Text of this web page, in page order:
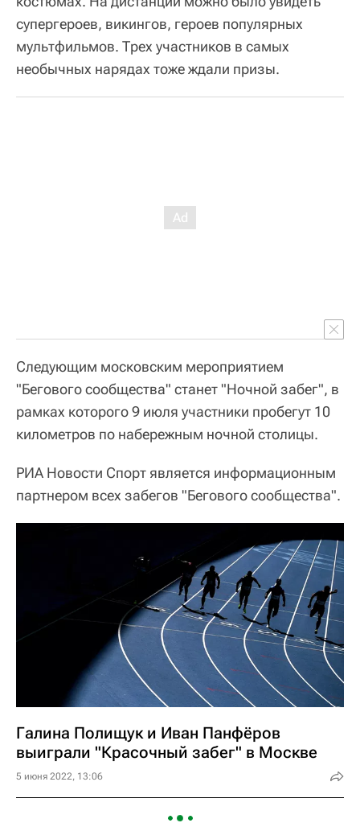
супергероев, викингов, героев популярных
мультфильмов. Трех участников в самых
необычных нарядах тоже ждали призы.
Следующим московским мероприятием
"Бегового сообщества" станет "Ночной забег", в
рамках которого 9 июля участники пробегут 10
километров по набережным ночной столицы.
РИА Новости Спорт является информационным
партнером всех забегов "Бегового сообщества".
Галина Полищук и Иван Панфёров
выиграли "Красочный забег" в Москве
5 июня 2022, 13:06